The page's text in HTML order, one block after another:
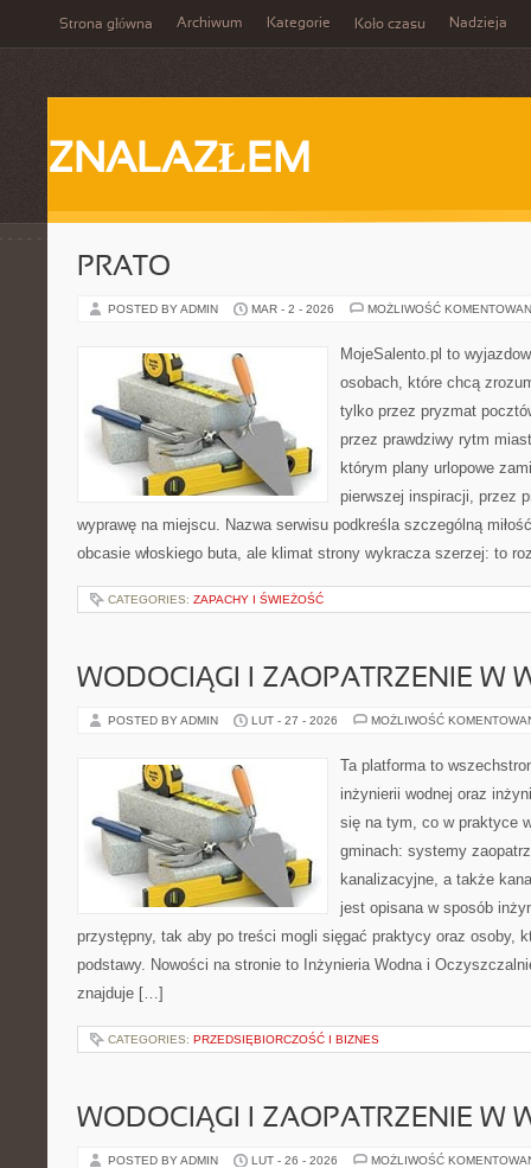
Strona główna Archiwum Kategorie Koło czasu Nadzieja
ZNALAZŁEM
PRATO
POSTED BY ADMIN MAR - 2 - 2026 MOŻLIWOŚĆ
MojeSalento.pl to
osobach, które chcą
tylko przez pryzmat
przez prawdziwy rytm
którym plany urlopowe
pierwszej inspiracji, przez
wyprawę na miejscu. Nazwa serwisu podkreśla szczególną
obcasie włoskiego buta, ale klimat strony wykracza szerzej: to
CATEGORIES: ZAPACHY I ŚWIEŻOŚĆ
WODOCIĄGI I ZAOPATRZENIE W
POSTED BY ADMIN LUT - 27 - 2026 MOŻLIWOŚĆ
Ta platforma to
inżynierii wodnej oraz
się na tym, co w praktyce
gminach: systemy
kanalizacyjne, a także
jest opisana w sposób
przystępny, tak aby po treści mogli sięgać praktycy oraz osoby,
podstawy. Nowości na stronie to Inżynieria Wodna i
znajduje […]
CATEGORIES: PRZEDSIĘBIORCZOŚĆ I BIZNES
WODOCIĄGI I ZAOPATRZENIE W
POSTED BY ADMIN LUT - 26 - 2026 MOŻLIWOŚĆ